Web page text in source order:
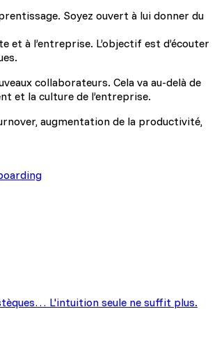
Soyez ouvert à lui donner du
et à l’entreprise. L’objectif est d’écouter
collaborateurs. Cela va au-delà de
et la culture de l’entreprise.
augmentation de la productivité,
L'intuition seule ne suffit plus.